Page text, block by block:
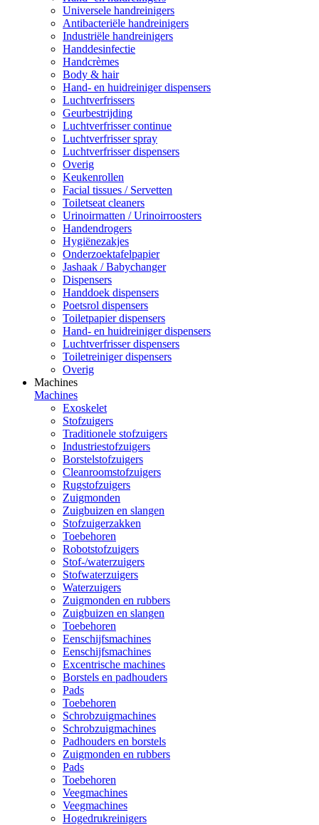
Universele handreinigers
Antibacteriële handreinigers
Industriële handreinigers
Handdesinfectie
Handcrèmes
Body & hair
Hand- en huidreiniger dispensers
Luchtverfrissers
Geurbestrijding
Luchtverfrisser continue
Luchtverfrisser spray
Luchtverfrisser dispensers
Overig
Keukenrollen
Facial tissues / Servetten
Toiletseat cleaners
Urinoirmatten / Urinoirroosters
Handendrogers
Hygiënezakjes
Onderzoektafelpapier
Jashaak / Babychanger
Dispensers
Handdoek dispensers
Poetsrol dispensers
Toiletpapier dispensers
Hand- en huidreiniger dispensers
Luchtverfrisser dispensers
Toiletreiniger dispensers
Overig
Machines
Machines
Exoskelet
Stofzuigers
Traditionele stofzuigers
Industriestofzuigers
Borstelstofzuigers
Cleanroomstofzuigers
Rugstofzuigers
Zuigmonden
Zuigbuizen en slangen
Stofzuigerzakken
Toebehoren
Robotstofzuigers
Stof-/waterzuigers
Stofwaterzuigers
Waterzuigers
Zuigmonden en rubbers
Zuigbuizen en slangen
Toebehoren
Eenschijfsmachines
Eenschijfsmachines
Excentrische machines
Borstels en padhouders
Pads
Toebehoren
Schrobzuigmachines
Schrobzuigmachines
Padhouders en borstels
Zuigmonden en rubbers
Pads
Toebehoren
Veegmachines
Veegmachines
Hogedrukreinigers